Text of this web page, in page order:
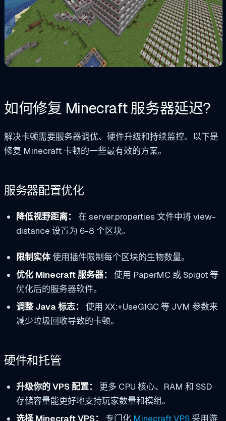
如何修复 Minecraft 服务器延迟?
解决卡顿需要服务器调优、硬件升级和持续监控。以下是
修复 Minecraft 卡顿的一些最有效的方案。
服务器配置优化
降低视野距离：
在 server.properties 文件中将 view-
distance 设置为 6-8 个区块。
限制实体使用插件限制每个区块的生物数量。
优化 Minecraft 服务器：
使用 PaperMC 或 Spigot 等
优化后的服务器软件。
调整 Java 标志：
使用 XX:+UseG1GC 等 JVM 参数来
减少垃圾回收导致的卡顿。
硬件和托管
升级你的 VPS 配置：
更多 CPU 核心、RAM 和 SSD
存储容量能更好地支持玩家数量和模组。
选择 Minecraft VPS：
专门化 Minecraft VPS采用游